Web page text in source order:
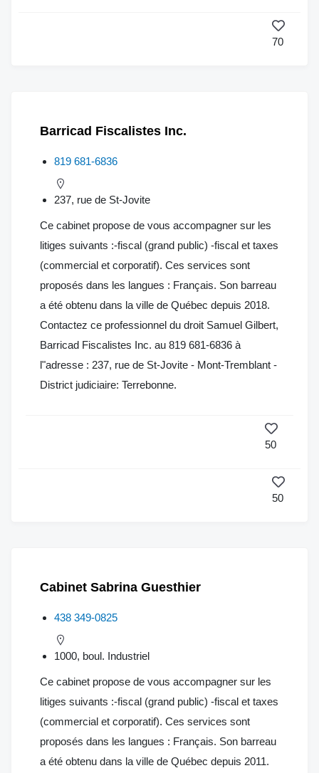
70
Barricad Fiscalistes Inc.
819 681-6836
237, rue de St-Jovite
Ce cabinet propose de vous accompagner sur les
litiges suivants :-fiscal (grand public) -fiscal et taxes
(commercial et corporatif). Ces services sont
proposés dans les langues : Français. Son barreau
a été obtenu dans la ville de Québec depuis 2018.
Contactez ce professionnel du droit Samuel Gilbert,
Barricad Fiscalistes Inc. au 819 681-6836 à
l"adresse : 237, rue de St-Jovite - Mont-Tremblant -
District judiciaire: Terrebonne.
50
50
Cabinet Sabrina Guesthier
438 349-0825
1000, boul. Industriel
Ce cabinet propose de vous accompagner sur les
litiges suivants :-fiscal (grand public) -fiscal et taxes
(commercial et corporatif). Ces services sont
proposés dans les langues : Français. Son barreau
a été obtenu dans la ville de Québec depuis 2011.